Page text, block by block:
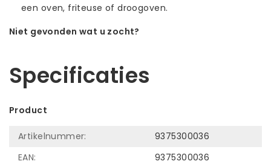
een oven, friteuse of droogoven.
Niet gevonden wat u zocht?
Specificaties
Product
Artikelnummer:
9375300036
EAN:
9375300036